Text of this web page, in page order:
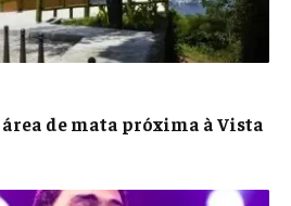
de mata próxima à Vista